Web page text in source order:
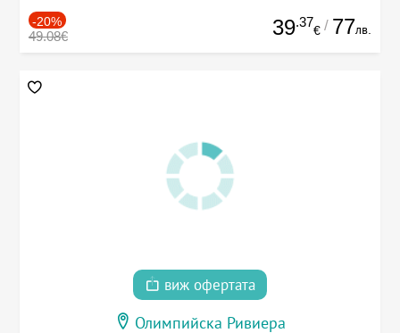
-20%
49.08€ 39.37
€ / 77лв.
виж офертата
Олимпийска Ривиера